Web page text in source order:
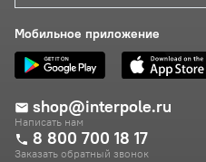
Мобильное приложение
shop@interpole.ru
Написать нам
8 800 700 18 17
Заказать обратный звонок